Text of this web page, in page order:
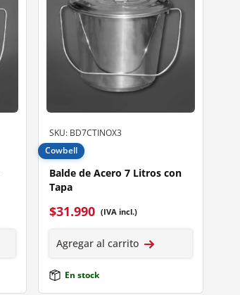
SKU: BD7CTINOX3
Cowbell
Balde de Acero 7 Litros con
Tapa
$31.990 (IVA incl.)
Agregar al carrito
En stock